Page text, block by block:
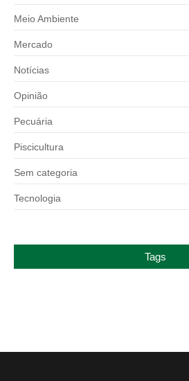
Meio Ambiente
Mercado
Notícias
Opinião
Pecuária
Piscicultura
Sem categoria
Tecnologia
Tags